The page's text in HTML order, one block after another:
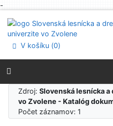
-
Prejsť na menu
Prehlásenie o webovej
V košíku (0)
Zdroj:Slovenská lesnícka
vo Zvolene - Katalóg
Počet záznamov: 1